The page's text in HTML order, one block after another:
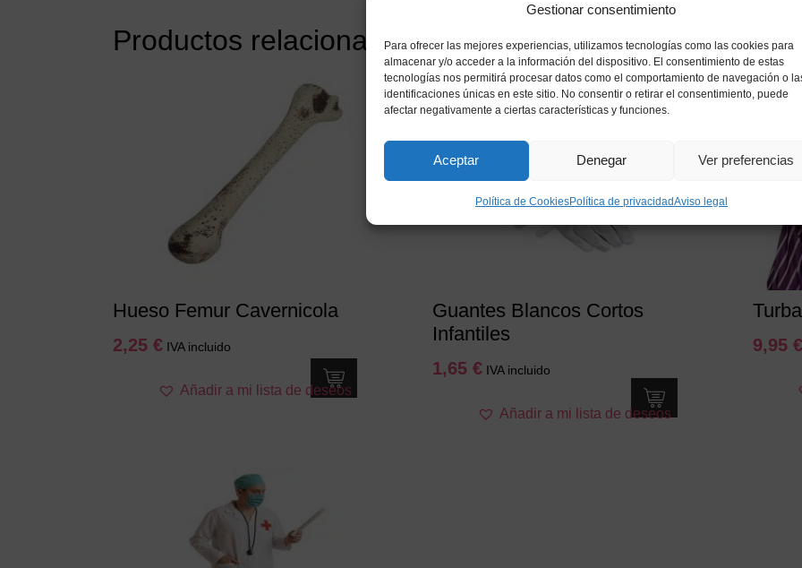
Gestionar consentimiento
Para ofrecer las mejores experiencias, utilizamos tecnologías como las cookies para
almacenar y/o acceder a la información del dispositivo. El consentimiento de estas
tecnologías nos permitirá procesar datos como el comportamiento de navegación o
identificaciones únicas en este sitio. No consentir o retirar el consentimiento, puede
afectar negativamente a ciertas características y funciones.
Aceptar Denegar Ver preferencias
Política de CookiesPolítica de privacidadAviso legal
Productos relacionados
Hueso Femur Cavernicola
2,25 € IVA incluido
Añadir a mi lista de deseos
Guantes Blancos Cortos
Infantiles
1,65€ IVA incluido
Añadir a mi lista de deseos
9,95 €